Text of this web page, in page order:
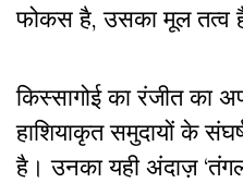
फोकस है, उसका मूल तत्व
किस्सागोई का रंजीत का
हाशियाकृत समुदायों के
है। उनका यही अंदाज़